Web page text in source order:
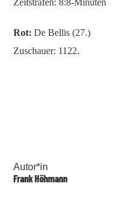
Zeitstrafen: 8:8-Minuten
Rot: De Bellis (27.)
Zuschauer: 1122.
Autor*in
Frank Höhmann